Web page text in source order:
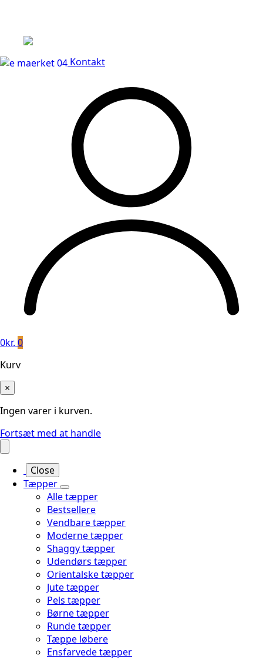
Kontakt
0kr. 0
Kurv
×
Ingen varer i kurven.
Fortsæt med at handle
Close
Tæpper
Alle tæpper
Bestsellere
Vendbare tæpper
Moderne tæpper
Shaggy tæpper
Udendørs tæpper
Orientalske tæpper
Jute tæpper
Pels tæpper
Børne tæpper
Runde tæpper
Tæppe løbere
Ensfarvede tæpper